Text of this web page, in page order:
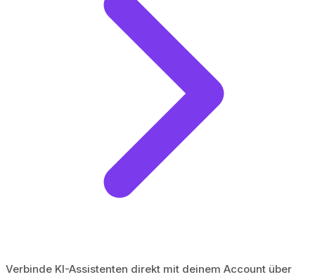
Verbinde KI-Assistenten direkt mit deinem Account über